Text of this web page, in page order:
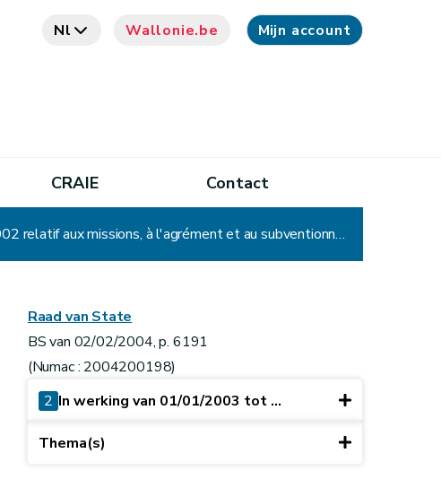
Nl Wallonie.be Mijn account
CRAIE Contact
Arrêté du Gouvernement wallon modifiant l'arrêté du Gouvernement wallon du 7 novembre 2002 relatif aux missions, à l'agrément et au subventionnement des centres de formation professionnelle
Raad van State
BS van 02/02/2004, p. 6191
(Numac : 2004200198)
2 In werking van 01/01/2003 tot ...
Thema(s)